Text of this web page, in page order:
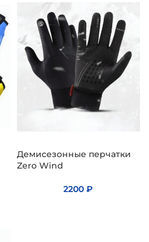
Демисезонные перчатки
Zero Wind
2200₽